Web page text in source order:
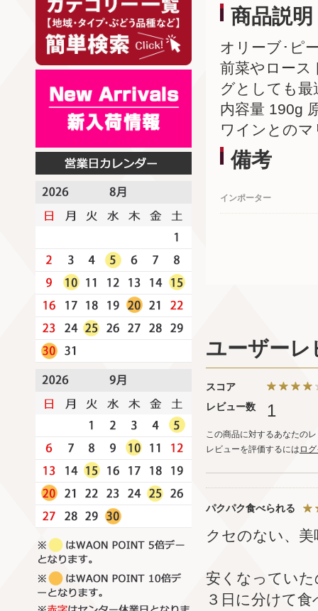
商品説明
オリーブ･ピ
前菜やロース
グとしても最
内容量 190g
ワインとの
備考
インポーター
ユーザーレ
スコア
レビュー数
1
この商品に対するあなたの
レビューを評価するには ロ
パクパク食べられる
クセのない、
安くなってい
３日に分けて